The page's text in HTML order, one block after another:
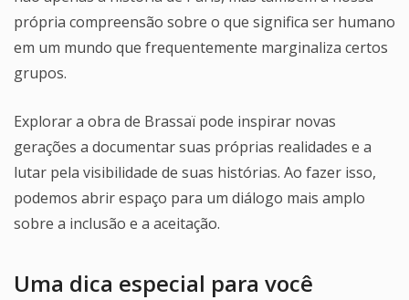
própria compreensão sobre o que significa ser humano
em um mundo que frequentemente marginaliza certos
grupos.
Explorar a obra de Brassaï pode inspirar novas
gerações a documentar suas próprias realidades e a
lutar pela visibilidade de suas histórias. Ao fazer isso,
podemos abrir espaço para um diálogo mais amplo
sobre a inclusão e a aceitação.
Uma dica especial para você